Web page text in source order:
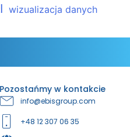
wizualizacja danych
Pozostańmy w kontakcie
info@ebisgroup.com
+48 12 307 06 35